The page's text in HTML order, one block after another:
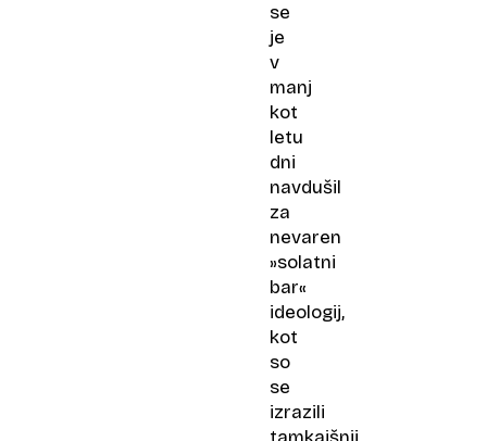
se
je
v
manj
kot
letu
dni
navdušil
za
nevaren
»solatni
bar«
ideologij,
kot
so
se
izrazili